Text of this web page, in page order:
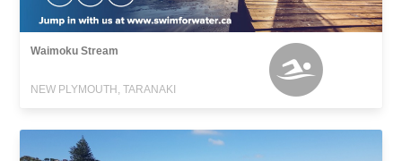
Waimoku Stream
NEW PLYMOUTH, TARANAKI